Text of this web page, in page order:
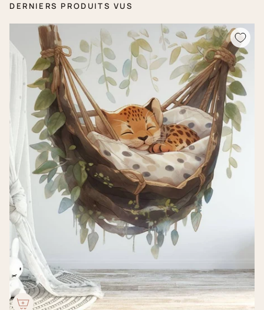
DERNIERS PRODUITS VUS